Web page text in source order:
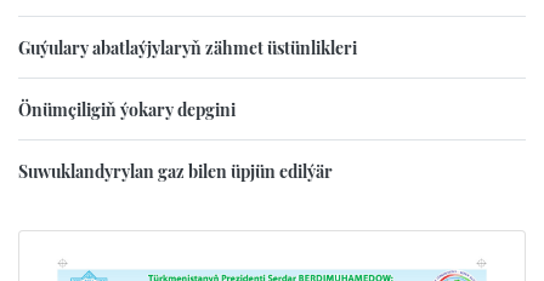
Guýulary abatlaýjylaryň zähmet üstünlikleri
Önümçiligiň ýokary depgini
Suwuklandyrylan gaz bilen üpjün edilýär